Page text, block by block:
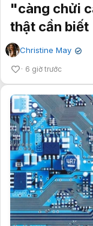
"càng chửi
thật cần biết
Christine May ✔
6 giờ trước